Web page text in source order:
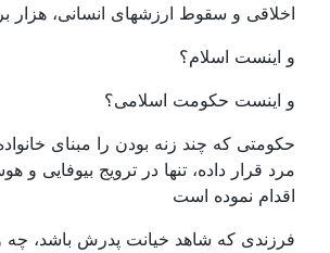
اخلاقی و سقوط ارزشهای انسانی، هزار
و اینست اسلام؟
و اینست حکومت اسلامی؟
حکومتی که چند زنه بودن را مبنای
مرد قرار داده، تنها در ترویج بیوفایی و
اقدام نموده است
فرزندی که شاهد خیانت پدرش باشد، چه